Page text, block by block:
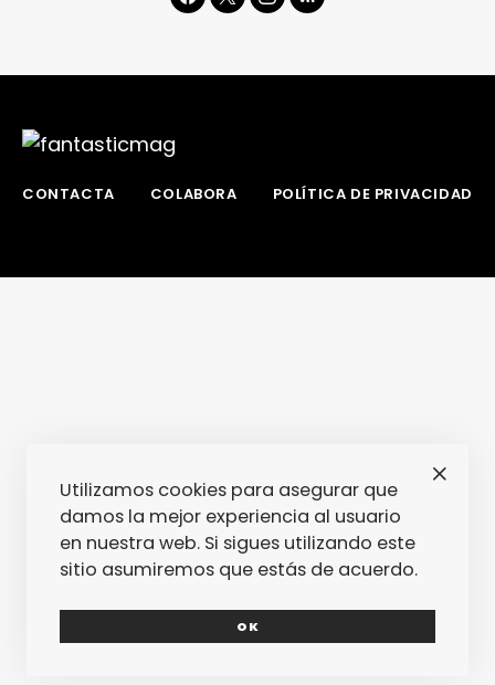
CONTACTA COLABORA POLÍTICA DE PRIVACIDAD
Utilizamos cookies para asegurar que
damos la mejor experiencia al usuario
en nuestra web. Si sigues utilizando este
sitio asumiremos que estás de acuerdo.
OK